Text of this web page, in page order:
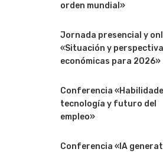
orden mundial»
Jornada presencial y
«Situación y
económicas para 2026»
Conferencia
tecnología y futuro del
empleo»
Conferencia «IA